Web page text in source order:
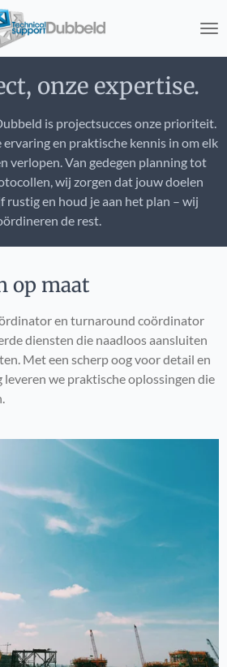
onze expertise.
is projectsucces onze prioriteit.
en praktische kennis in om elk
verlopen. Van gedegen planning tot
wij zorgen dat jouw doelen
rustig en houd je aan het plan – wij
de rest.
op maat
en turnaround coördinator
diensten die naadloos aansluiten
Met een scherp oog voor detail en
we praktische oplossingen die